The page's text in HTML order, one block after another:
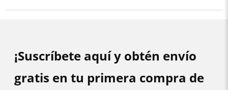
¡Suscríbete aquí y obtén envío
gratis en tu primera compra de